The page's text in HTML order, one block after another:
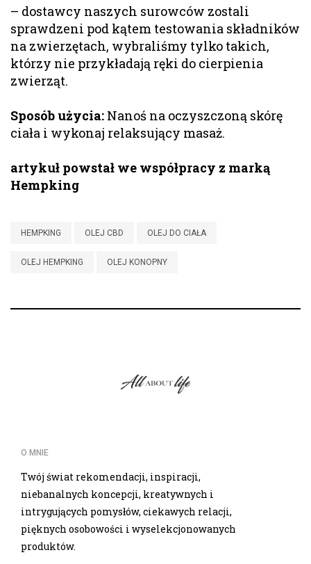
– dostawcy naszych surowców zostali
sprawdzeni pod kątem testowania składników
na zwierzętach, wybraliśmy tylko takich,
którzy nie przykładają ręki do cierpienia
zwierząt.
Sposób użycia: Nanoś na oczyszczoną skórę
ciała i wykonaj relaksujący masaż.
artykuł powstał we współpracy z marką
Hempking
HEMPKING OLEJ CBD OLEJ DO CIAŁA
OLEJ HEMPKING OLEJ KONOPNY
O MNIE
Twój świat rekomendacji, inspiracji,
niebanalnych koncepcji, kreatywnych i
intrygujących pomysłów, ciekawych relacji,
pięknych osobowości i wyselekcjonowanych
produktów.